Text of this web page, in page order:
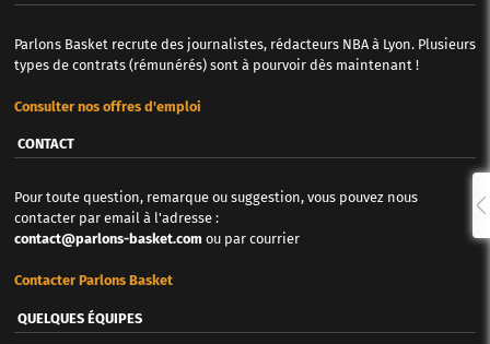
Parlons Basket recrute des journalistes, rédacteurs NBA à Lyon. Plusieurs
types de contrats (rémunérés) sont à pourvoir dès maintenant !
Consulter nos offres d'emploi
CONTACT
Pour toute question, remarque ou suggestion, vous pouvez nous
contacter par email à l'adresse :
contact@parlons-basket.com ou par courrier
Contacter Parlons Basket
QUELQUES ÉQUIPES